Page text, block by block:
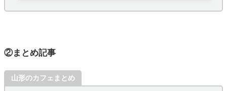
②まとめ記事
山形のカフェまとめ